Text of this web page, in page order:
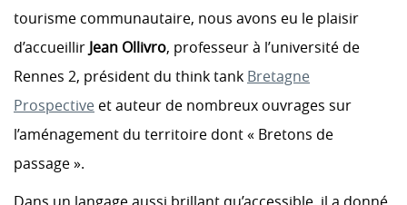
tourisme communautaire, nous avons eu le plaisir
d’accueillir Jean Ollivro, professeur à l’université de
Rennes 2, président du think tank Bretagne
Prospective et auteur de nombreux ouvrages sur
l’aménagement du territoire dont « Bretons de
passage ».